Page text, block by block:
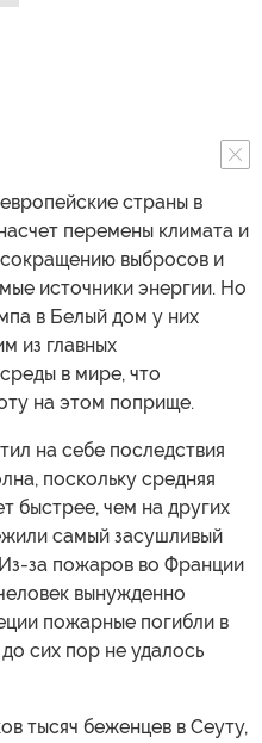
страны в
перемены климата и
выбросов и
источники энергии. Но
в Белый дом у них
из главных
в мире, что
на этом поприще.
на себе последствия
поскольку средняя
быстрее, чем на других
самый засушливый
за пожаров во Франции
вынужденно
пожарные погибли в
сих пор не удалось
тысяч беженцев в Сеуту,